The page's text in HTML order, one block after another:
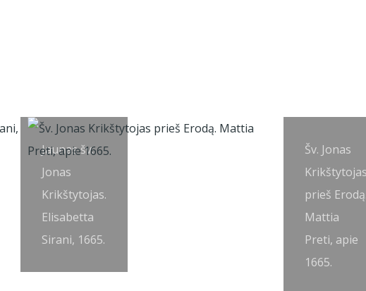
Jaunas šv.
Jonas
Krikštytojas.
Elisabetta
Sirani, 1665.
Šv. Jonas
prieš
Mattia
Preti, apie
1665.